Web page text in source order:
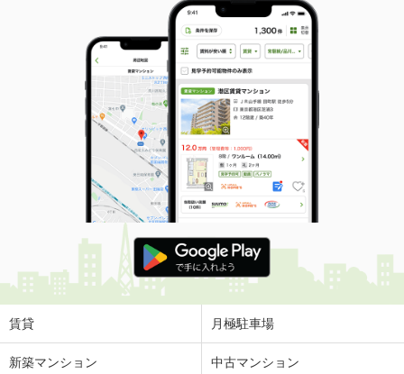
賃貸 月極駐車場
新築マンション 中古マンション